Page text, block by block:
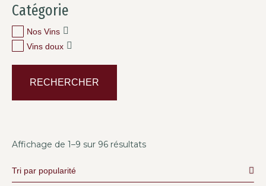
Catégorie
Nos Vins
Vins doux
RECHERCHER
Affichage de 1–9 sur 96 résultats